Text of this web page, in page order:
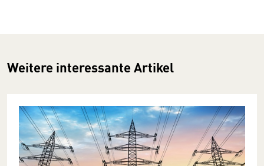
Weitere interessante Artikel